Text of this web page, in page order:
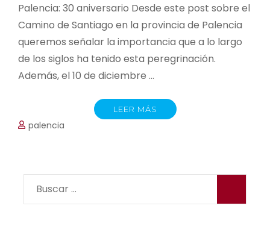
Palencia: 30 aniversario Desde este post sobre el
Camino de Santiago en la provincia de Palencia
queremos señalar la importancia que a lo largo
de los siglos ha tenido esta peregrinación.
Además, el 10 de diciembre …
LEER MÁS
palencia
Buscar: